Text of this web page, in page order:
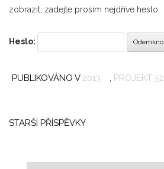
zobrazit, zadejte prosím nejdříve heslo:
Heslo:
PUBLIKOVÁNO V 2013 , PROJEKT 52
pro
STARŠÍ PŘÍSPĚVKY